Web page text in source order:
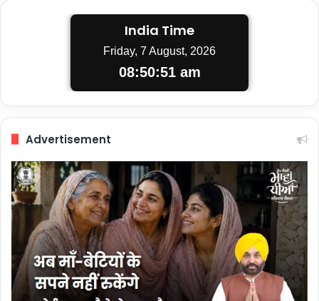
India Time
Friday, 7 August, 2026
08:50:52 am
Advertisement